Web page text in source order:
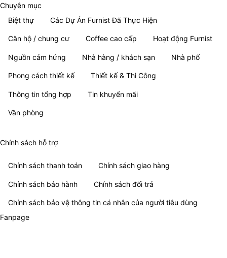
Chuyên mục
Biệt thự
Các Dự Án Furnist Đã Thực Hiện
Căn hộ / chung cư Coffee cao cấp Hoạt động Furnist
Nguồn cảm hứng Nhà hàng / khách sạn Nhà phố
Phong cách thiết kế Thiết kế & Thi Công
Thông tin tổng hợp Tin khuyến mãi
Văn phòng
Chính sách hỗ trợ
Chính sách thanh toán Chính sách giao hàng
Chính sách bảo hành Chính sách đổi trả
Chính sách bảo vệ thông tin cá nhân của người tiêu dùng
Fanpage